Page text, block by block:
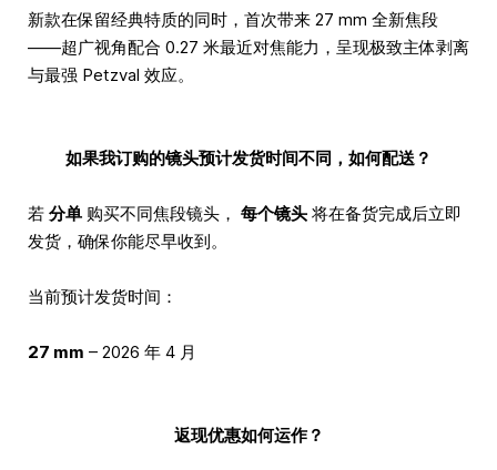
新款在保留经典特质的同时，首次带来 27 mm 全新焦段
——超广视角配合 0.27 米最近对焦能力，呈现极致主体剥离
与最强 Petzval 效应。
如果我订购的镜头预计发货时间不同，如何配送？
若 分单 购买不同焦段镜头， 每个镜头 将在备货完成后立即
发货，确保你能尽早收到。
当前预计发货时间：
27 mm – 2026 年 4 月
返现优惠如何运作？